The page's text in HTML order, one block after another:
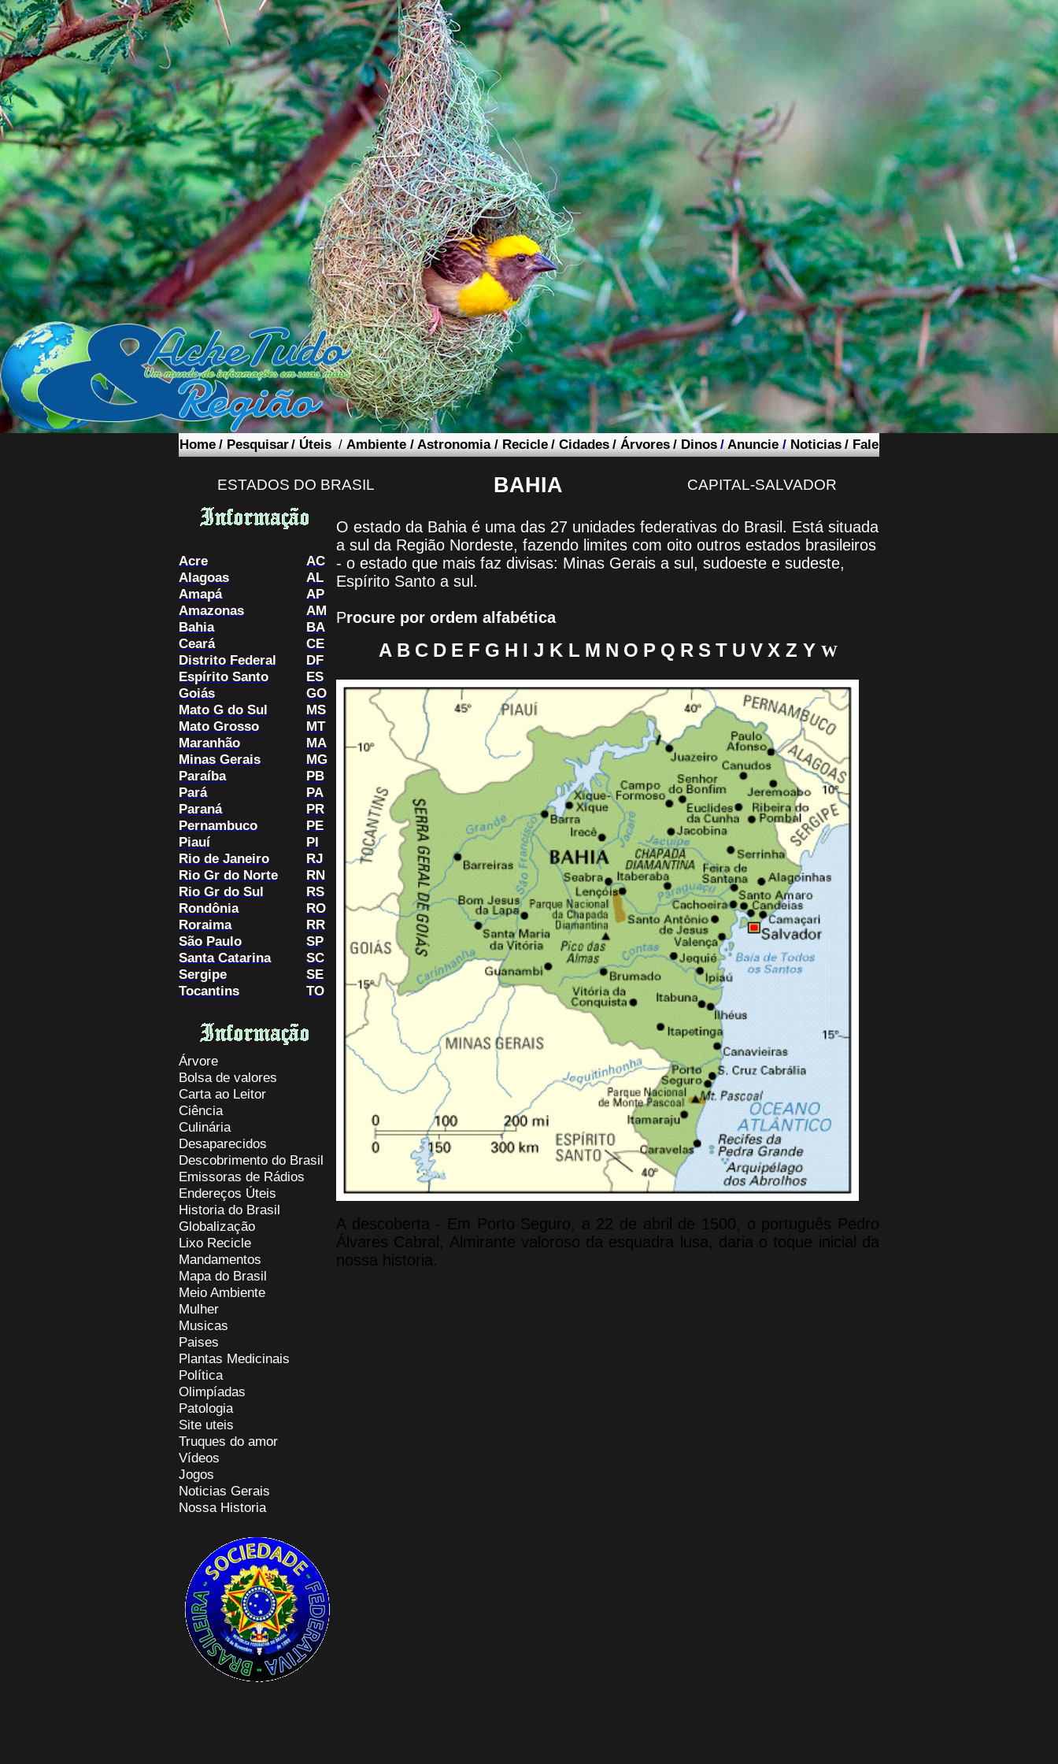
Home/Pesquisar/Úteis/Ambiente /Astronomia /Recicle /Cidades /Árvores/Dinos /Anuncie /Noticias /Fale
ESTADOS DO BRASIL BAHIA CAPITAL-SALVADOR
Acre
AC
Alagoas
AL
Amapá
AP
Amazonas
AM
Bahia
BA
Ceará
CE
Distrito Federal
DF
Espírito Santo
ES
Goiás
GO
Mato G do Sul
MS
Mato Grosso
MT
Maranhão
MA
Minas Gerais
MG
Paraíba
PB
Pará
PA
Paraná
PR
Pernambuco
PE
Piauí
PI
Rio de Janeiro
RJ
Rio Gr do Norte
RN
Rio Gr do Sul
RS
Rondônia
RO
Roraima
RR
São Paulo
SP
Santa Catarina
SC
Sergipe
SE
Tocantins
TO
Árvore
Bolsa de valores
Carta ao Leitor
Ciência
Culinária
Desaparecidos
Descobrimento do Brasil
Emissoras de Rádios
Endereços Úteis
Historia do Brasil
Globalização
Lixo Recicle
Mandamentos
Mapa do Brasil
Meio Ambiente
Mulher
Musicas
Paises
Plantas Medicinais
Política
Olimpíadas
Patologia
Site uteis
Truques do amor
Vídeos
Jogos
Noticias Gerais
Nossa Historia
O estado da Bahia é uma das 27 unidades federativas do Brasil. Está situada
a sul da Região Nordeste, fazendo limites com oito outros estados brasileiros
- o estado que mais faz divisas: Minas Gerais a sul, sudoeste e sudeste,
Espírito Santo a sul.
Procure por ordem alfabética
A B C D E F G H I J K L M N O P Q R S T U V X Z Y W
A descoberta - Em Porto Seguro, a 22 de abril de 1500, o português Pedro
Álvares Cabral, Almirante valoroso da esquadra lusa, daria o toque inicial da
nossa historia.